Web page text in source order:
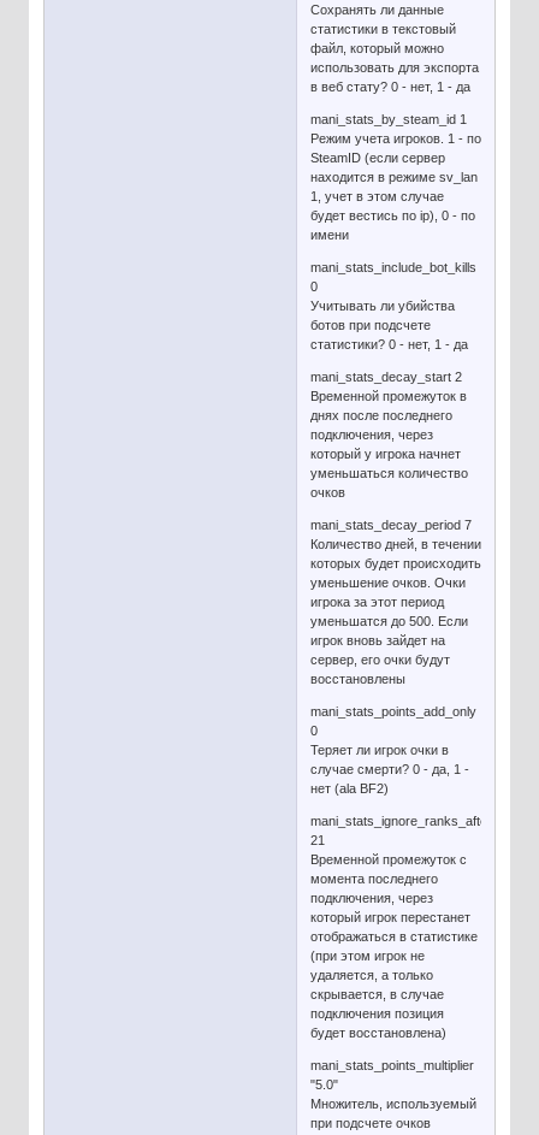
Сохранять ли данные
статистики в текстовый
файл, который можно
использовать для экспорта
в веб стату? 0 - нет, 1 - да
mani_stats_by_steam_id 1
Режим учета игроков. 1 - по
SteamID (если сервер
находится в режиме sv_lan
1, учет в этом случае
будет вестись по ip), 0 - по
имени
mani_stats_include_bot_kills
0
Учитывать ли убийства
ботов при подсчете
статистики? 0 - нет, 1 - да
mani_stats_decay_start 2
Временной промежуток в
днях после последнего
подключения, через
который у игрока начнет
уменьшаться количество
очков
mani_stats_decay_period 7
Количество дней, в течении
которых будет происходить
уменьшение очков. Очки
игрока за этот период
уменьшатся до 500. Если
игрок вновь зайдет на
сервер, его очки будут
восстановлены
mani_stats_points_add_only
0
Теряет ли игрок очки в
случае смерти? 0 - да, 1 -
нет (ala BF2)
21
Временной промежуток с
момента последнего
подключения, через
который игрок перестанет
отображаться в статистике
(при этом игрок не
удаляется, а только
скрывается, в случае
подключения позиция
будет восстановлена)
mani_stats_points_multiplier
"5.0"
Множитель, используемый
при подсчете очков